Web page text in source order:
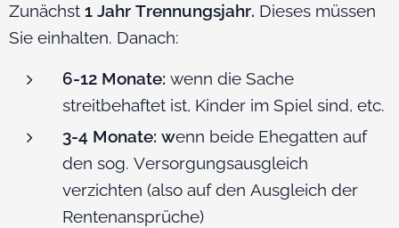
Zunächst 1 Jahr Trennungsjahr. Dieses müssen
Sie einhalten. Danach:
6-12 Monate: wenn die Sache
streitbehaftet ist, Kinder im Spiel sind, etc.
3-4 Monate: wenn beide Ehegatten auf
den sog. Versorgungsausgleich
verzichten (also auf den Ausgleich der
Rentenansprüche)